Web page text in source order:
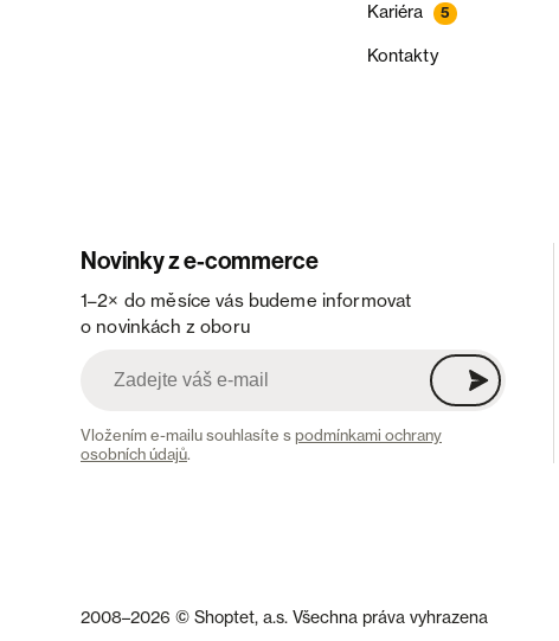
Kariéra 5
Kontakty
Novinky z e-commerce
1–2× do měsíce vás budeme informovat
o novinkách z oboru
Vložením e-mailu souhlasíte spodmínkami ochrany
osobních údajů.
2008–2026 © Shoptet, a.s. Všechna práva vyhrazena